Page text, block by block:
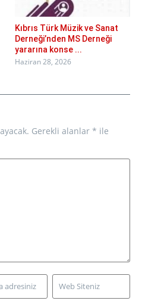
Kıbrıs Türk Müzik ve Sanat
Derneği’nden MS Derneği
yararına konse ...
Haziran 28, 2026
Gerekli alanlar * ile